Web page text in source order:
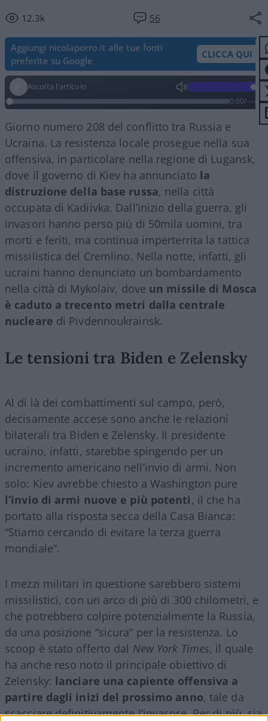
12.3k 56
Aggiungi nicolaporro.it alle tue fonti
preferite su Google
CLICCA QUI
Ascolta l'articolo
0:00/--:--
Giorno numero 208 del conflitto tra Russia e
Ucraina. La resistenza locale prosegue nella sua
offensiva, in particolare nella regione di Lugansk,
dove il governo di Kiev ha annunciato la
distruzione della base russa, nella città
occupata di Kadiivka. Dall’inizio della guerra, gli
invasori hanno perso più di 50mila uomini, tra
morti e feriti, ma continua imperterrita la tattica
missilistica del Cremlino. Nella notte, infatti, gli
ucraini hanno denunciato un bombardamento
nella città di Mykolaiv, dove un missile di Mosca
è caduto a trecento metri dalla centrale
nucleare di Pivdennoukrainsk.
Le tensioni tra Biden e Zelensky
Al di là dei combattimenti sul campo, però,
decisamente accese sono anche le relazioni
bilaterali tra Biden e Zelensky. Il presidente
ucraino, infatti, starebbe spingendo per un
incremento americano nell’invio di armi. Non
solo: Kiev avrebbe chiesto a Washington pure
l’invio di armi nuove e più potenti, il che ha
portato alla risposta secca della Casa Bianca:
“Stiamo cercando di evitare la terza guerra
mondiale”.
I mezzi militari in questione sarebbero sistemi
missilistici, con un arco di più di 300 chilometri, e
che potrebbero colpire potenzialmente la Russia,
da una posizione “sicura” per la resistenza. Lo
scoop è stato offerto dal New York Times, il quale
ha anche reso noto il principale obiettivo di
Zelensky: lanciare una capiente offensiva a
partire dagli inizi del prossimo anno, tale da
scacciare definitivamente l’invasore. Per di più, sia